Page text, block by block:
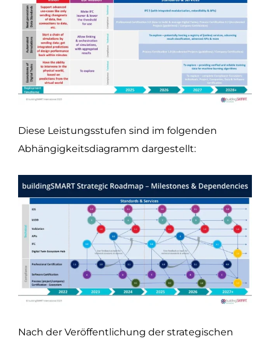
Diese Leistungsstufen sind im folgenden
Abhängigkeitsdiagramm dargestellt:
Nach der Veröffentlichung der strategischen